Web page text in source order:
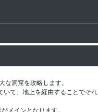
な洞窟を攻略します。
いて、地上を経由することでそ
メインとなります。